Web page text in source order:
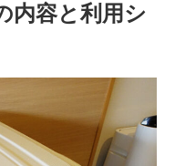
内容と利用シ